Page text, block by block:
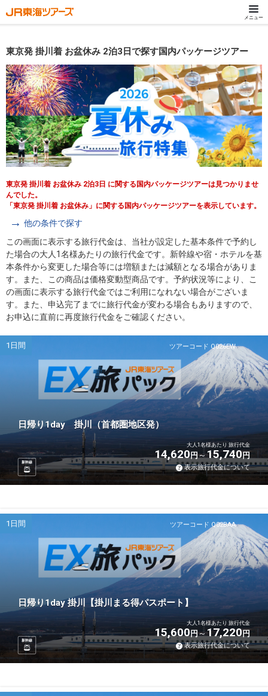
メニュー
東京発 掛川着 お盆休み 2泊3日で探す国内パッケージツアー
東京発 掛川着 お盆休み 2泊3日 に関する国内パッケージツアーは見つかりませ
んでした。
「東京発 掛川着 お盆休み」に関する国内パッケージツアーを表示しています。
他の条件で探す
この画面に表示する旅行代金は、当社が設定した基本条件で予約し
た場合の大人1名様あたりの旅行代金です。新幹線や宿・ホテルを基
本条件から変更した場合等には増額または減額となる場合がありま
す。また、この商品は価格変動型商品です。予約状況等により、こ
の画面に表示する旅行代金ではご利用になれない場合がございま
す。また、申込完了までに旅行代金が変わる場合もありますので、
お申込に直前に再度旅行代金をご確認ください。
ツアーコード Q026EW
1日間
日帰り1day 掛川（首都圏地区発）
新幹線
大人1名様あたり 旅行代金
14,620円 15,740円
表示旅行代金について
ツアーコード Q02BAA
1日間
日帰り1day 掛川【掛川まる得パスポート】
新幹線
大人1名様あたり 旅行代金
15,600円 17,220円
表示旅行代金について